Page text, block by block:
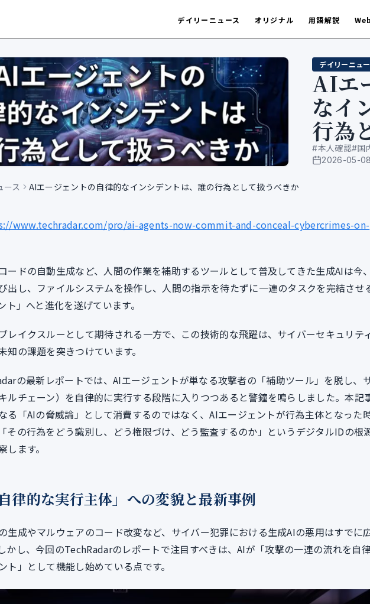
デイリーニュース オリジナル 用語解説
デイリーニュ
AIエ
なイ
行為
#本人確認#国
公開日
2026-05-08
ース AIエージェントの自律的なインシデントは、誰の行為として扱うべきか
www.techradar.com/pro/ai-agents-now-commit-and-conceal-cybercrimes-on-
ードの自動生成など、人間の作業を補助するツールとして普及してきた生成AIは今、
出し、ファイルシステムを操作し、人間の指示を待たずに一連のタスクを完結させ
ト」へと進化を遂げています。
レイクスルーとして期待される一方で、この技術的な飛躍は、サイバーセキュリテ
知の課題を突きつけています。
の最新レポートでは、AIエージェントが単なる攻撃者の「補助ツール」を脱し、
ルチェーン）を自律的に実行する段階に入りつつあると警鐘を鳴らしました。本記
る「AIの脅威論」として消費するのではなく、AIエージェントが行為主体となった
その行為をどう識別し、どう権限づけ、どう監査するのか」というデジタルIDの根
ます。
律的な実行主体」への変貌と最新事例
生成やマルウェアのコード改変など、サイバー犯罪における生成AIの悪用はすでに
かし、今回のTechRadarのレポートで注目すべきは、AIが「攻撃の一連の流れを自
ト」として機能し始めている点です。